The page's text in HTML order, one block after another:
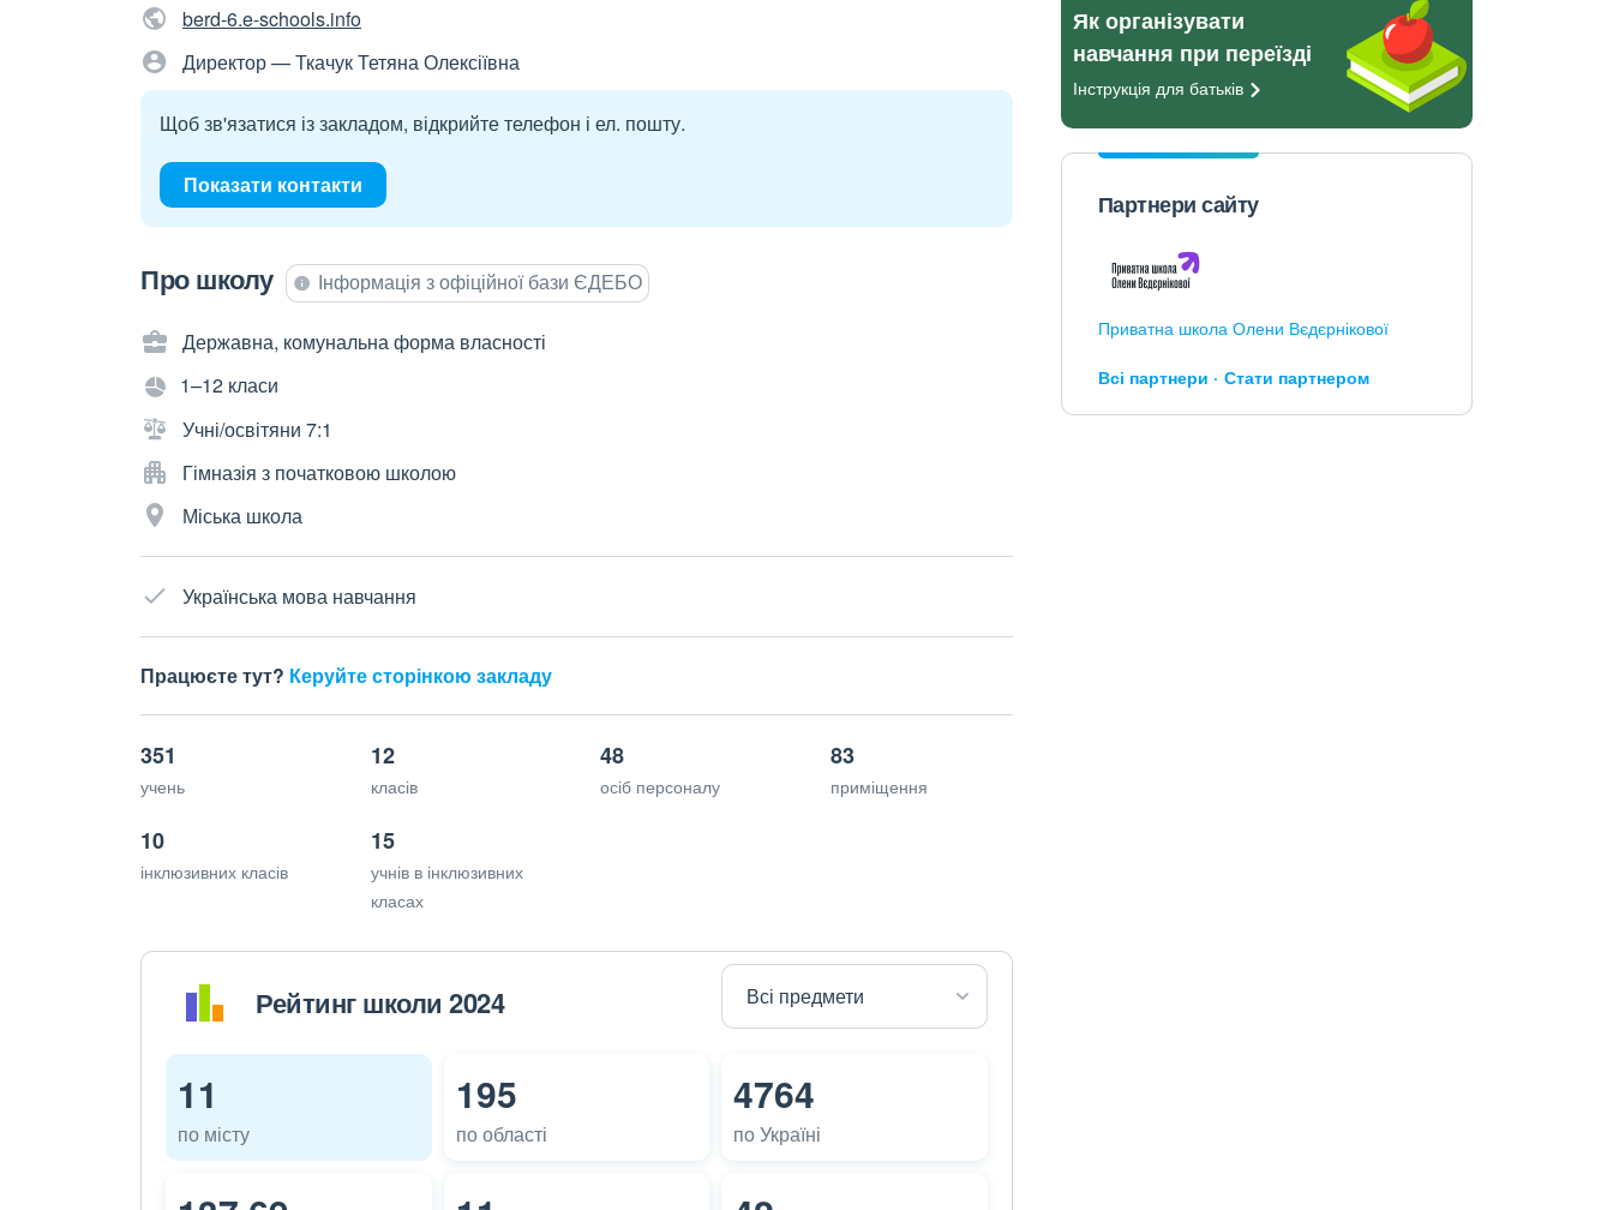
berd-6.e-schools.info
Директор — Ткачук Тетяна Олексіївна
Щоб зв'язатися із закладом, відкрийте телефон і ел. пошту.
Показати контакти
Про школу Інформація з офіційної бази ЄДЕБО
Державна, комунальна форма власності
1–12 класи
Учні/освітяни 7:1
Гімназія з початковою школою
Міська школа
Українська мова навчання
Працюєте тут? Керуйте сторінкою закладу
351
учень
12
класів
48
осіб персоналу
83
приміщення
10
інклюзивних класів
15
учнів в інклюзивних
класах
Рейтинг школи 2024
11
по місту
195
по області
4764
по Україні
Як організувати
навчання при переїзді
Інструкція для батьків
Партнери сайту
Приватна школа Олени Вєдєрнікової
Всі партнери Стати партнером